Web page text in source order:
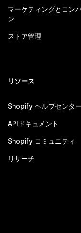
マーケティングとコン
ン
ストア管理
リソース
Shopify ヘルプセンター
APIドキュメント
Shopify コミュニティ
リサーチ